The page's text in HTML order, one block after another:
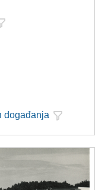
događanja